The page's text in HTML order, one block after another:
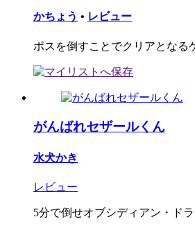
かちょう • レビュー
ボスを倒すことでクリアとなる
がんばれセザールくん
水犬かき
レビュー
5分で倒せオブシディアン・ド